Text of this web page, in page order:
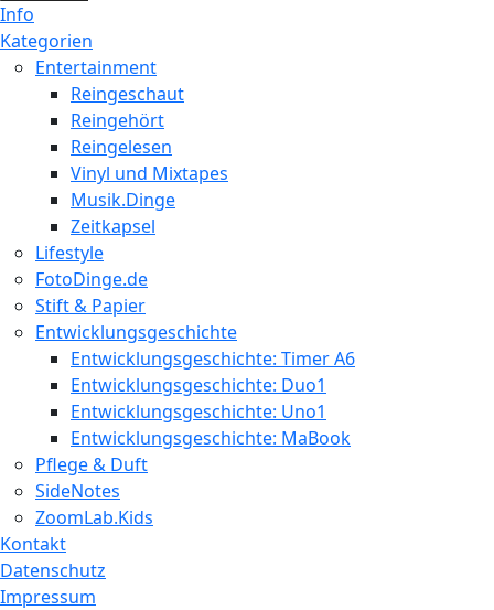
Info
Kategorien
Entertainment
Reingeschaut
Reingehört
Reingelesen
Vinyl und Mixtapes
Musik.Dinge
Zeitkapsel
Lifestyle
FotoDinge.de
Stift & Papier
Entwicklungsgeschichte
Entwicklungsgeschichte: Timer A6
Entwicklungsgeschichte: Duo1
Entwicklungsgeschichte: Uno1
Entwicklungsgeschichte: MaBook
Pflege & Duft
SideNotes
ZoomLab.Kids
Kontakt
Datenschutz
Impressum